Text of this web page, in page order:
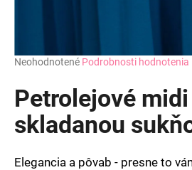
Priemerné
produktu
je
0,0
z
hviezdičiek.
Neohodnotené Podrobnosti hodnotenia
Petrolejové
skladanou
Elegancia a pôvab - presne to